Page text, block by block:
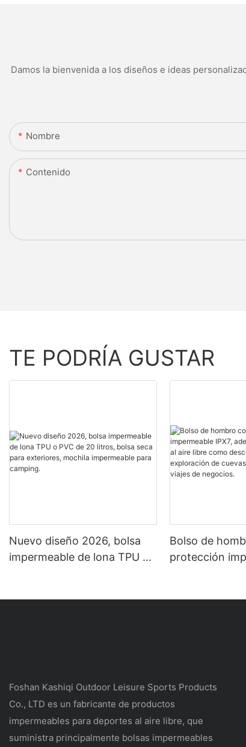
Damos la bienvenida a los diseños e ideas
Nombre
Contenido
TE PODRÍA GUSTAR
Nuevo diseño 2026, bolsa
impermeable de lona TPU o
Bolso de
protección
Foshan Kashiqi Outdoor Leisure Sports Products
Co., LTD es un fabricante de productos
impermeables para deportes al aire libre, que
suministra principalmente bolsas impermeables